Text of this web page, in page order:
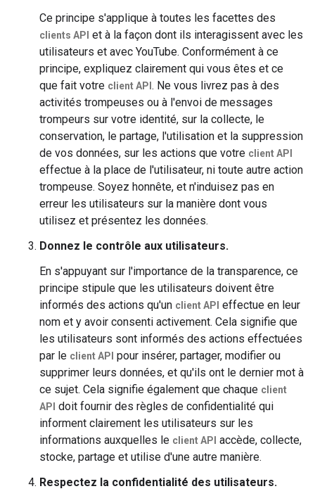
Ce principe s'applique à toutes les facettes des
clients API et à la façon dont ils interagissent avec les
utilisateurs et avec YouTube. Conformément à ce
principe, expliquez clairement qui vous êtes et ce
que fait votre client API . Ne vous livrez pas à des
activités trompeuses ou à l'envoi de messages
trompeurs sur votre identité, sur la collecte, le
conservation, le partage, l'utilisation et la suppression
de vos données, sur les actions que votre client API
effectue à la place de l'utilisateur, ni toute autre action
trompeuse. Soyez honnête, et n'induisez pas en
erreur les utilisateurs sur la manière dont vous
utilisez et présentez les données.
Donnez le contrôle aux utilisateurs.
En s'appuyant sur l'importance de la transparence, ce
principe stipule que les utilisateurs doivent être
informés des actions qu'un client API effectue en leur
nom et y avoir consenti activement. Cela signifie que
les utilisateurs sont informés des actions effectuées
par le client API pour insérer, partager, modifier ou
supprimer leurs données, et qu'ils ont le dernier mot à
ce sujet. Cela signifie également que chaque client
API doit fournir des règles de confidentialité qui
informent clairement les utilisateurs sur les
informations auxquelles le client API accède, collecte,
stocke, partage et utilise d'une autre manière.
Respectez la confidentialité des utilisateurs.